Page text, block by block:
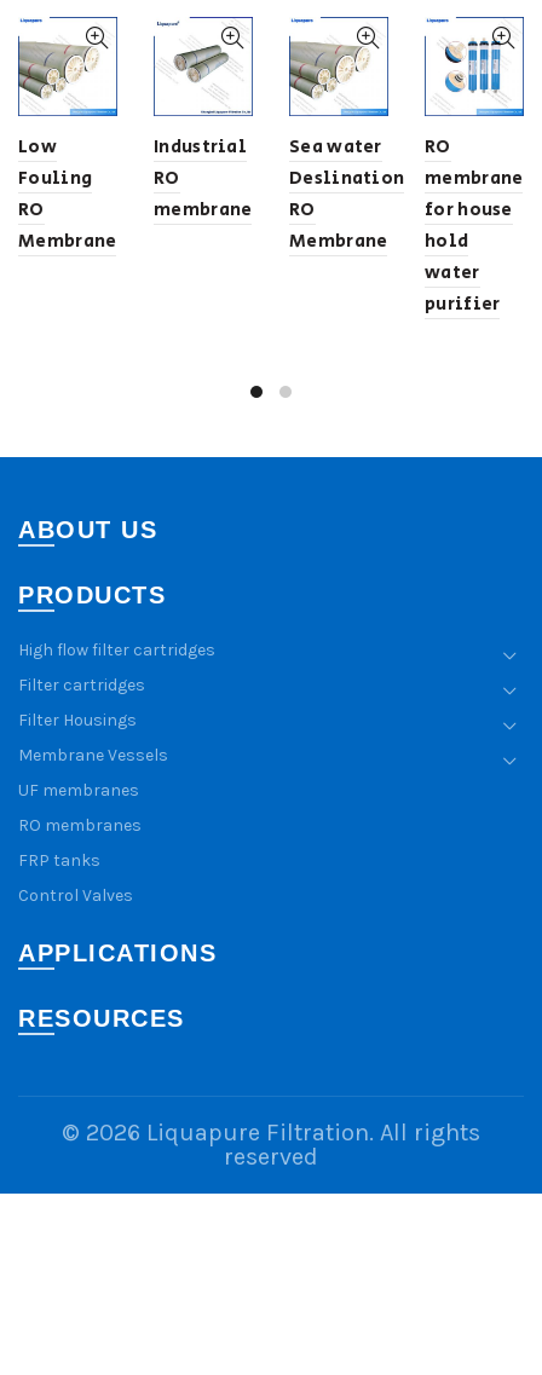
Low
Fouling
RO
Membrane
Industrial
RO
membrane
Sea water
Deslination
RO
Membrane
RO
membrane
for house
hold
water
purifier
ABOUT US
PRODUCTS
High flow filter cartridges
Filter cartridges
Filter Housings
Membrane Vessels
UF membranes
RO membranes
FRP tanks
Control Valves
APPLICATIONS
RESOURCES
© 2026 Liquapure Filtration. All rights
reserved